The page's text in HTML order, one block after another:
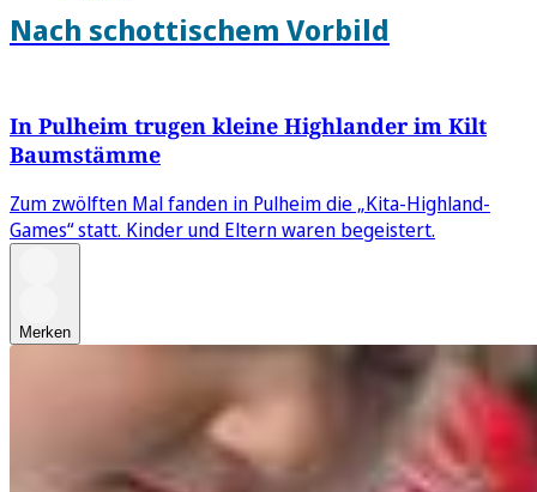
Nach schottischem Vorbild
In Pulheim trugen kleine Highlander im Kilt
Baumstämme
Zum zwölften Mal fanden in Pulheim die „Kita-Highland-
Games“ statt. Kinder und Eltern waren begeistert.
Merken